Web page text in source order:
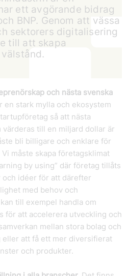
ett avgörande bidrag
BNP. Genom att vässa
sektorers digitalisering
till att skapa
och nästa svenska
en stark mylla och ekosystem
så att nästa
till en miljard dollar är
bli billigare och enklare för
måste skapa företagsklimat
by using” där företag tillåts
idéer för att därefter
med behov och
till exempel handla om
för att accelerera utveckling och
mellan stora bolag och
eller att få ett mer diversifierat
och produkter.